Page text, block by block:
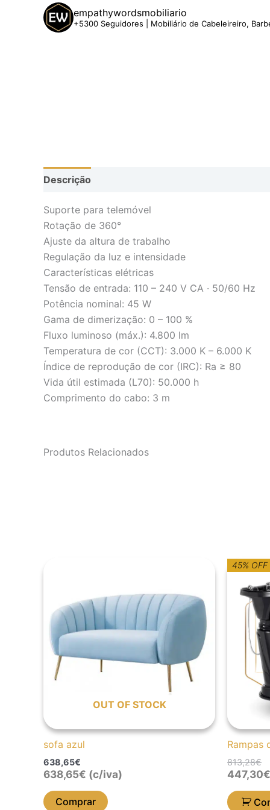
empathywordsmobiliario
+5300 Seguidores | Mobiliário de Cabeleireiro,
Descrição
Suporte para telemóvel
Rotação de 360°
Ajuste da altura de trabalho
Regulação da luz e intensidade
Características elétricas
Tensão de entrada: 110 – 240 V CA · 50/60 Hz
Potência nominal: 45 W
Gama de dimerização: 0 – 100 %
Fluxo luminoso (máx.): 4.800 lm
Temperatura de cor (CCT): 3.000 K – 6.000 K
Índice de reprodução de cor (IRC): Ra ≥ 80
Vida útil estimada (L70): 50.000 h
Comprimento do cabo: 3 m
Produtos Relacionados
OUT OF STOCK
sofa azul
638,65€
638,65€ (c/iva)
Comprar
45% OFF
Rampas
813,28€
O
O
é:
447,30€